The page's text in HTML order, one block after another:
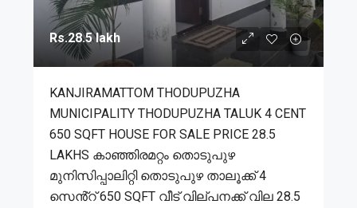
Rs.28.5 lakh
KANJIRAMATTOM THODUPUZHA
MUNICIPALITY THODUPUZHA TALUK 4 CENT
650 SQFT HOUSE FOR SALE PRICE 28.5
LAKHS കാഞ്ഞിരമറ്റം തൊടുപുഴ
മുനിസിപ്പാലിറ്റി തൊടുപുഴ താലൂക്ക് 4
സെൻ്റ് 650 SQFT വീട് വില്പനക്ക് വില 28.5